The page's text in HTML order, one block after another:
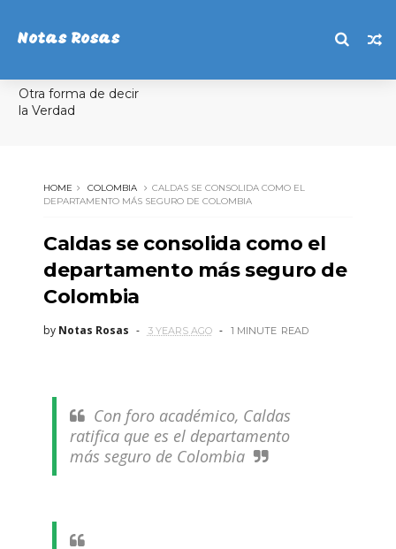
Notas Rosas
Otra forma de decir
la Verdad
HOME COLOMBIA
CALDAS SE CONSOLIDA COMO EL
DEPARTAMENTO MÁS SEGURO DE COLOMBIA
Caldas se consolida como el
departamento más seguro de
Colombia
by Notas Rosas 3 YEARS AGO 1 MINUTE READ
Con foro académico, Caldas
ratifica que es el departamento
más seguro de Colombia